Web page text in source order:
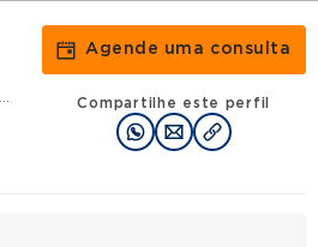
Agende uma consulta
Compartilhe este perfil